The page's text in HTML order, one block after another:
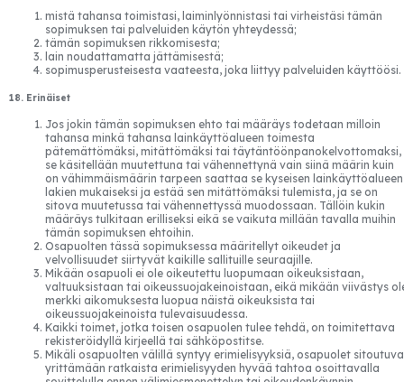
mistä tahansa toimistasi, laiminlyönnistasi tai virheistäsi tämän
sopimuksen tai palveluiden käytön yhteydessä;
tämän sopimuksen rikkomisesta;
lain noudattamatta jättämisestä;
sopimusperusteisesta vaateesta, joka liittyy palveluiden käyttöösi.
18. Erinäiset
Jos jokin tämän sopimuksen ehto tai määräys todetaan milloin
tahansa minkä tahansa lainkäyttöalueen toimesta
pätemättömäksi, mitättömäksi tai täytäntöönpanokelvottomaksi,
se käsitellään muutettuna tai vähennettynä vain siinä määrin kuin
on vähimmäismäärin tarpeen saattaa se kyseisen lainkäyttöalueen
lakien mukaiseksi ja estää sen mitättömäksi tulemista, ja se on
sitova muutetussa tai vähennettyssä muodossaan. Tällöin kukin
määräys tulkitaan erilliseksi eikä se vaikuta millään tavalla muihin
tämän sopimuksen ehtoihin.
Osapuolten tässä sopimuksessa määritellyt oikeudet ja
velvollisuudet siirtyvät kaikille sallituille seuraajille.
Mikään osapuoli ei ole oikeutettu luopumaan oikeuksistaan,
valtuuksistaan tai oikeussuojakeinoistaan, eikä mikään viivästys
merkki aikomuksesta luopua näistä oikeuksista tai
oikeussuojakeinoista tulevaisuudessa.
Kaikki toimet, jotka toisen osapuolen tulee tehdä, on toimitettava
rekisteröidyllä kirjeellä tai sähköpostitse.
Mikäli osapuolten välillä syntyy erimielisyyksiä, osapuolet
yrittämään ratkaista erimielisyyden hyvää tahtoa osoittavalla